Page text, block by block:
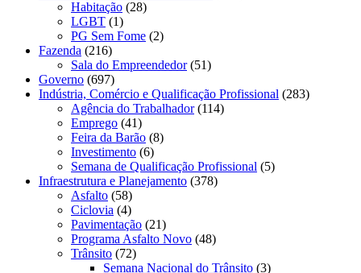
Habitação (28)
LGBT (1)
PG Sem Fome (2)
Fazenda (216)
Sala do Empreendedor(51)
Governo (697)
Indústria, Comércio e Qualificação Profissional (283)
Agência do Trabalhador(114)
Emprego (41)
Feira da Barão (8)
Investimento (6)
Semana de Qualificação Profissional (5)
Infraestrutura e Planejamento (378)
Asfalto (58)
Ciclovia (4)
Pavimentação (21)
Programa Asfalto Novo (48)
Trânsito (72)
Semana Nacional do Trânsito (3)